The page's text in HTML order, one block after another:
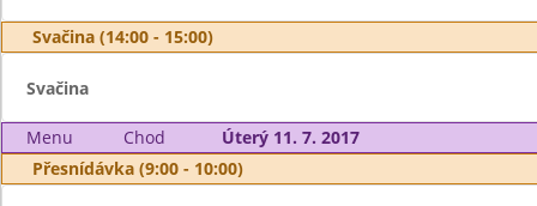
Svačina (14:00 - 15:00)
Svačina
Menu Chod
Úterý 11. 7. 2017
Přesnídávka (9:00 - 10:00)